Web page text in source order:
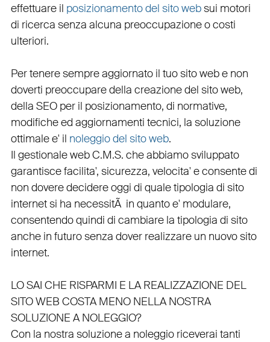
effettuare il posizionamento del sito websui motori
di ricerca senza alcuna preoccupazione o costi
ulteriori.
Per tenere sempre aggiornato il tuo sito web e non
doverti preoccupare della creazione del sito web,
della SEOper il posizionamento, di normative,
modifiche ed aggiornamenti tecnici, la soluzione
ottimale e' il noleggio del sito web.
Il gestionale web C.M.S. che abbiamo sviluppato
garantiscefacilita', sicurezza, velocita' e consente di
non dovere decidere oggi di quale tipologia di sito
internet si ha necessitÃ in quanto e' modulare,
consentendo quindi di cambiare la tipologia di sito
anche in futuro senza dover realizzare un nuovo sito
internet.
LO SAI CHE RISPARMI E LA REALIZZAZIONE DEL
SITO WEB COSTA MENO NELLA NOSTRA
SOLUZIONE A NOLEGGIO?
Con la nostra soluzione a noleggio riceverai tanti